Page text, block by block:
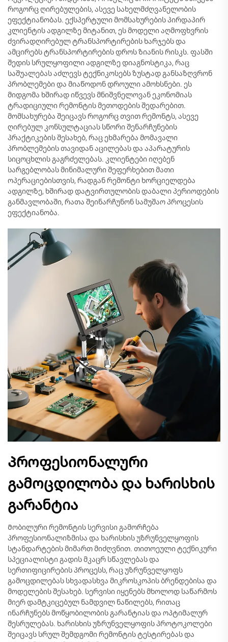
როგორც ღირებულების, ასევე სახელმძღვანელობის
ეფექტიანობას. ექსპერტული მომსახურების პირდაპირ
კლიენტის ადგილზე მიტანით, ეს მოდელი აღმოფხვრის
ძვირადღირებულ ტრანსპორტირების ხარჯებს და
ამცირებს ტრანსპორტირების დროს ზიანის რისკს. ფასში
შედის სრულყოფილი ადგილზე დიაგნოსტიკა, რაც
საშუალებას აძლევს ტექნიკოსებს ზუსტად განსაზღვრონ
პრობლემები და მიაწოდონ დროული ამოხსნები. ეს
მიდგომა ხშირად იწვევს მნიშვნელოვან ეკონომიას
ტრადიციული რემონტის მეთოდების შედარებით.
მომსახურება შეიცავს როგორც თვით რემონტს, ასევე
ღირებულ კონსულტაციას სწორი შენარჩუნების
პრაქტიკების შესახებ, რაც ეხმარება მომავალი
პრობლემების თავიდან აცილებას და აპარატურის
სიცოცხლის გაგრძელებას. კლიენტები იღებენ
სარგებლობას მინიმალური შეფერხებით მათი
ოპერაციებისთვის, რადგან რემონტი ხორციელდება
ადგილზე, ხშირად დატვირთულობის დაბალი პერიოდების
განმავლობაში, რათა შეინარჩუნონ სამუშაო პროცესის
ეფექტიანობა.
Პროფესიონალური
გამოცდილობა და ხარისხის
გარანტია
Მობილური რემონტის სერვისი გამორჩება
პროფესიონალიზმისა და ხარისხის უზრუნველყოფის
სტანდარტების მიმართ მიძღვნით. თითოეული ტექნიკური
სპეციალისტი გადის მკაცრ სწავლებას და
სერთიფიცირების პროცესს, რაც უზრუნველყოფს
გამოცდილებას სხვადასხვა მიკროსკოპის ბრენდებისა და
მოდელების შესახებ. სერვისი იყენებს მხოლოდ საწარმოს
მიერ დამტკიცებულ ნამდვილ ნაწილებს, რითაც
ინარჩუნებს მოწყობილობის გარანტიას და ოპტიმალურ
შესრულებას. ხარისხის უზრუნველყოფის პროტოკოლები
შეიცავს სრულ შემდგომი რემონტის ტესტირებას და